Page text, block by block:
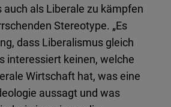
auch als Liberale zu kämpfen
Stereotype. „Es
dass Liberalismus gleich
interessiert keinen, welche
Wirtschaft hat, was eine
aussagt und was